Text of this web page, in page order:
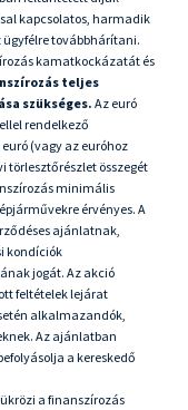
kapcsolatos, harmadik
ügyfélre továbbhárítani.
kamatkockázatát és
teljes
szükséges. Az euró
rendelkező
(vagy az euróhoz
törlesztőrészlet összegét
minimális
érvényes. A
ajánlatnak,
kondíciók
jogát. Az akció
feltételek lejárat
alkalmazandók,
Az ajánlatban
a kereskedő
a finanszírozás